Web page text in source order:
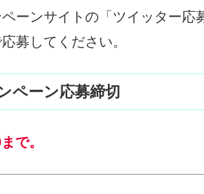
ーンサイトの「ツイッター応
募してください。
ペーン応募締切
で。